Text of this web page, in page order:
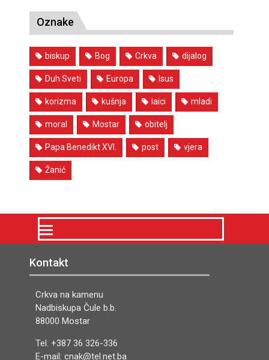
Oznake
biskup Bog Crkva dijalog
Duh Sveti Europa Isus
korizma kušnja laici mladi
moral Mostar obitelj
Papa Benedikt XVI. post vjera
Žanić
Kontakt
Crkva na kamenu
Nadbiskupa Čule b.b.
88000 Mostar
Tel. +387 36 326-336
E-mail: cnak@tel.net.ba